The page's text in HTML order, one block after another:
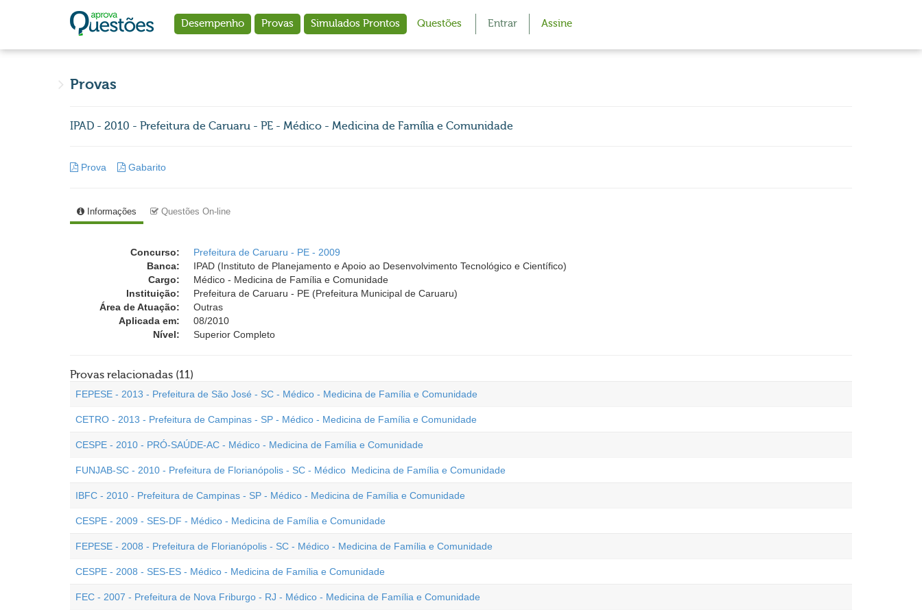
Desempenho Provas Simulados Prontos Questões Entrar Assine
Provas
IPAD - 2010 - Prefeitura de Caruaru - PE - Médico - Medicina de Família e Comunidade
Prova Gabarito
Informações Questões On-line
Concurso:
Prefeitura de Caruaru - PE - 2009
Banca:
IPAD (Instituto de Planejamento e Apoio ao Desenvolvimento Tecnológico e Científico)
Cargo:
Médico - Medicina de Família e Comunidade
Instituição:
Prefeitura de Caruaru - PE (Prefeitura Municipal de Caruaru)
Área de Atuação:
Outras
Aplicada em:
08/2010
Nível:
Superior Completo
Provas relacionadas (11)
FEPESE - 2013 - Prefeitura de São José - SC - Médico - Medicina de Família e Comunidade
CETRO - 2013 - Prefeitura de Campinas - SP - Médico - Medicina de Família e Comunidade
CESPE - 2010 - PRÓ-SAÚDE-AC - Médico - Medicina de Família e Comunidade
FUNJAB-SC - 2010 - Prefeitura de Florianópolis - SC - Médico  Medicina de Família e Comunidade
IBFC - 2010 - Prefeitura de Campinas - SP - Médico - Medicina de Família e Comunidade
CESPE - 2009 - SES-DF - Médico - Medicina de Família e Comunidade
FEPESE - 2008 - Prefeitura de Florianópolis - SC - Médico - Medicina de Família e Comunidade
CESPE - 2008 - SES-ES - Médico - Medicina de Família e Comunidade
FEC - 2007 - Prefeitura de Nova Friburgo - RJ - Médico - Medicina de Família e Comunidade